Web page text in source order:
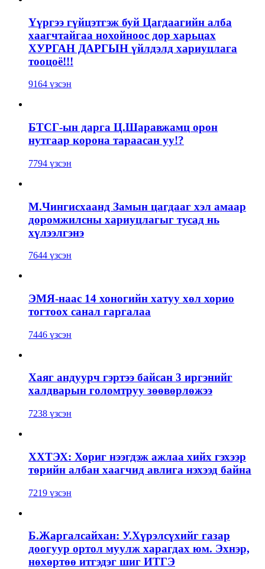
Үүргээ гүйцэтгэж буй Цагдаагийн алба
хаагчтайгаа нохойноос дор харьцах
ХУРГАН ДАРГЫН үйлдэлд хариуцлага
тооцоё!!!
9164 үзсэн
БТСГ-ын дарга Ц.Шаравжамц орон
нутгаар корона тараасан уу!?
7794 үзсэн
М.Чингисхаанд Замын цагдааг хэл амаар
доромжилсны хариуцлагыг тусад нь
хүлээлгэнэ
7644 үзсэн
ЭМЯ-наас 14 хоногийн хатуу хөл хорио
тогтоох санал гаргалаа
7446 үзсэн
Хаяг андуурч гэртээ байсан 3 иргэнийг
халдварын голомтруу зөөвөрлөжээ
7238 үзсэн
ХХТЭХ: Хориг нээгдэж ажлаа хийх гэхээр
төрийн албан хаагчид авлига нэхээд байна
7219 үзсэн
Б.Жаргалсайхан: У.Хүрэлсүхийг газар
доогуур ортол муулж харагдах юм. Эхнэр,
нөхөртөө итгэдэг шиг ИТГЭ